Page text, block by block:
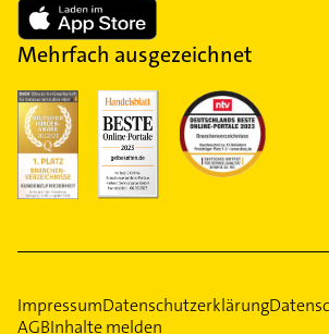
Mehrfach ausgezeichnet
ImpressumDatenschutzerklärung
AGBInhalte melden